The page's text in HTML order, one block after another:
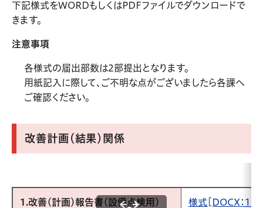
下記様式をWORDもしくはPDFファイルでダウンロードで
きます。
注意事項
各様式の届出部数は2部提出となります。
用紙記入に際して、ご不明な点がございましたら各課へ
ご確認ください。
改善計画（結果）関係
1.改善(計画)報告書(設備点検用) 様式[DOCX：